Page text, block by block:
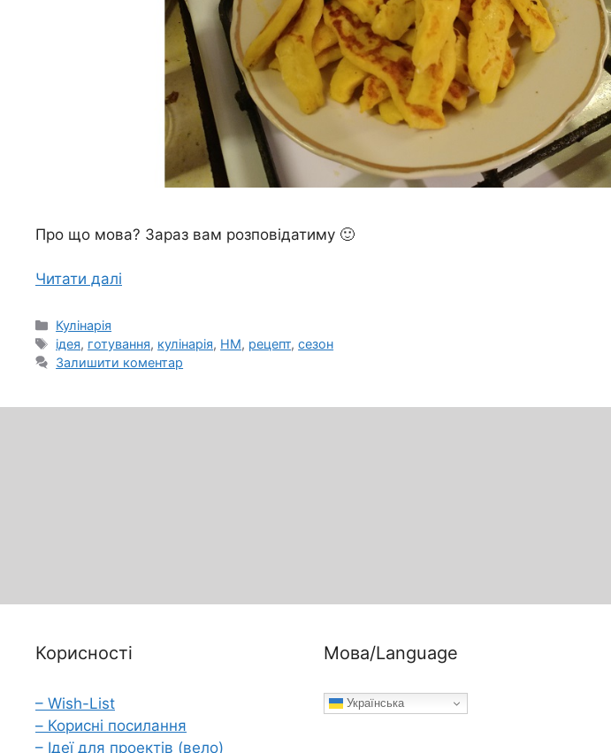
Про що мова? Зараз вам розповідатиму 🙂
Читати далі
Категорії
Кулінарія
Позначки
ідея, готування, кулінарія, НМ, рецепт,сезон
Залишити коментар
Корисності
– Wish-List
– Корисні посилання
– Ідеї для проектів (вело)
Мова/Language
Українська